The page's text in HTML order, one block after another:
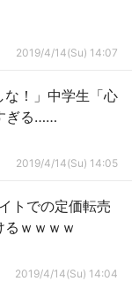
2019/4/14(Su) 14:07
！」中学生「心
ぎる……
2019/4/14(Su) 14:05
トでの定価転売
ｗｗｗｗ
2019/4/14(Su) 14:04